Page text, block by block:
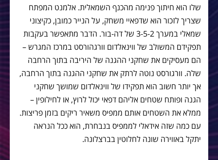
שלו הוא חיתוך פנימה מהכנף השמאלית. אלמנט המפתח
שצריך לזכור הוא שדפאיי משחק, על הנייר כמובן, כקיצוני
שמאלי במערך 3-5-2 של דה-בור. הדבר מתאפשר בעקבות
תפקידם המשולב של ווינאלדום וורגהורסט במרכז המגרש –
הם מעסיקים את שחקני ההגנה של היריבה בתוך הרחבה
שלה. וורגורסט נוטה לרתק את שחקני ההגנה בתוך הרחבה,
אך יותר חשוב הוא תפקידו של ווינאלדום שמושך שחקני
הגנה ופותח שטחים אליהם דפאי יכול לרוץ, או לחילופין –
ממלא את השטחים אותם ממפיס משאיר ריקים בזמן פריצות.
עם כמה שזה אידאלי לממפיס בנבחרת, הוא ככל הנראה
יתקל באווירה שונה לחלוטין בברצלונה.